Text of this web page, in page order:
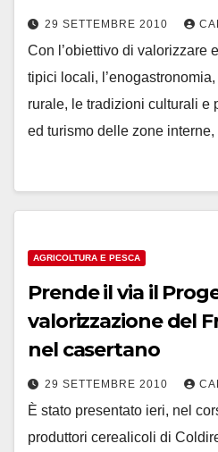
29 SETTEMBRE 2010
Con l’obiettivo di valorizzare
tipici locali,
rurale, le tradizioni culturali e
ed turismo delle zone
AGRICOLTURA E PESCA
Prende il via il
valorizzazione del
nel casertano
29 SETTEMBRE 2010
È stato presentato ieri, nel
produttori cerealicoli di